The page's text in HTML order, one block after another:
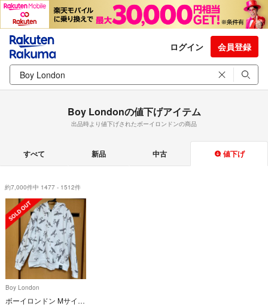
ログイン 会員登録
Boy Londonの値下げアイテム
出品時より値下げされたボーイロンドンの商品
すべて 新品 中古 値下げ
約7,000件中 1477 - 1512件
Boy London
ボーイロンドン Mサイズ パーカー